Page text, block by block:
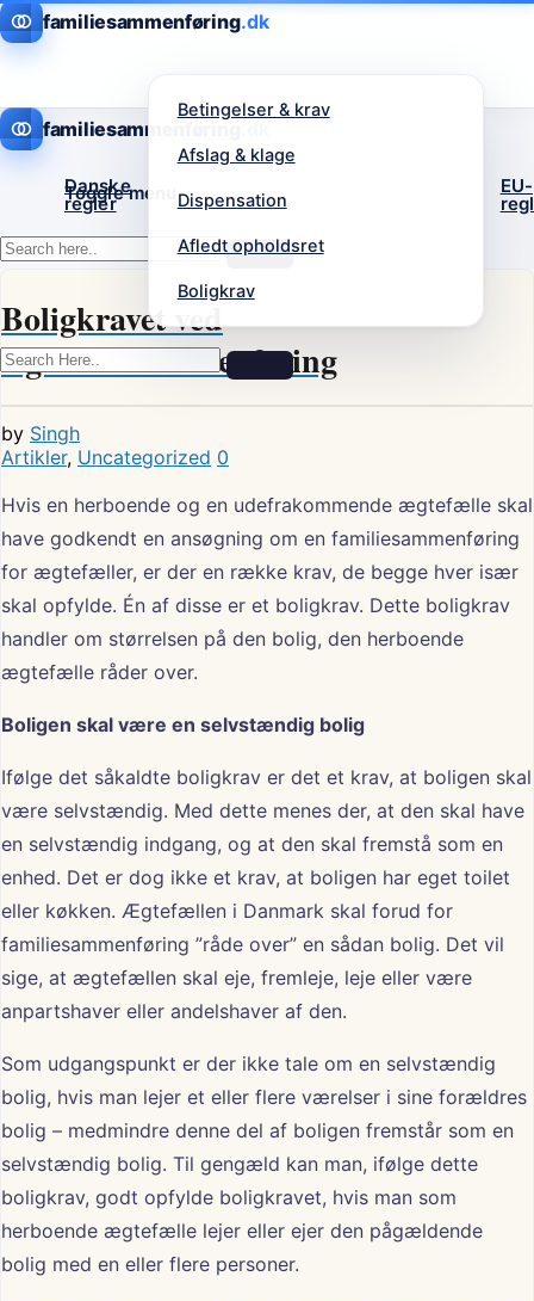
familiesammenføring
Toggle menu
familiesammenføring
Danske
regler
Betingelser & krav
Afslag & klage
Dispensation
Afledt opholdsret
Boligkrav
EU-
Boligkravet ved
ægtefællesammenføring
by Singh
Artikler, Uncategorized 0
Hvis en herboende og en udefrakommende ægtefælle skal
have godkendt en ansøgning om en familiesammenføring
for ægtefæller, er der en række krav, de begge hver især
skal opfylde. Én af disse er et boligkrav. Dette boligkrav
handler om størrelsen på den bolig, den herboende
ægtefælle råder over.
Boligen skal være en selvstændig bolig
Ifølge det såkaldte boligkrav er det et krav, at boligen skal
være selvstændig. Med dette menes der, at den skal have
en selvstændig indgang, og at den skal fremstå som en
enhed. Det er dog ikke et krav, at boligen har eget toilet
eller køkken. Ægtefællen i Danmark skal forud for
familiesammenføring ”råde over” en sådan bolig. Det vil
sige, at ægtefællen skal eje, fremleje, leje eller være
anpartshaver eller andelshaver af den.
Som udgangspunkt er der ikke tale om en selvstændig
bolig, hvis man lejer et eller flere værelser i sine forældres
bolig – medmindre denne del af boligen fremstår som en
selvstændig bolig. Til gengæld kan man, ifølge dette
boligkrav, godt opfylde boligkravet, hvis man som
herboende ægtefælle lejer eller ejer den pågældende
bolig med en eller flere personer.